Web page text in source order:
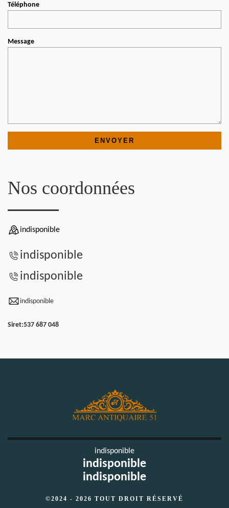
Téléphone
Message
Nos coordonnées
indisponible
indisponible
indisponible
indisponible
Siret:537 687 048
indisponible
indisponible
indisponible
©2024 - 2026 TOUT DROIT RÉSERVÉ